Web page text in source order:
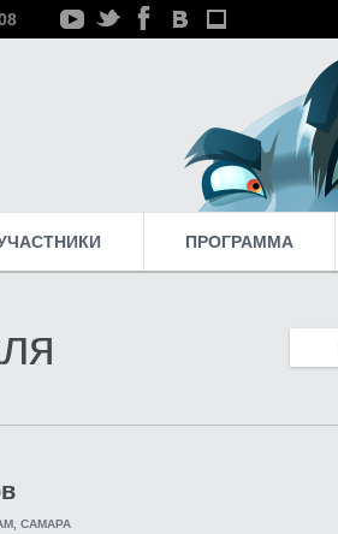
ПРОГРАММА
САМАРА